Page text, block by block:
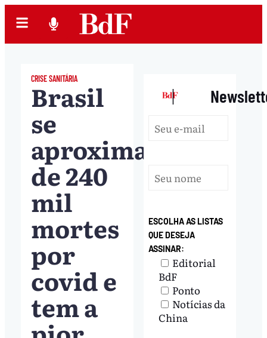
CRISE SANITÁRIA
Brasil
se
aproxima
de 240
mil
mortes
por
covid e
tem a
|
ESCOLHA AS LISTAS
QUE DESEJA
ASSINAR:
Editorial
BdF
Ponto
Notícias da
China